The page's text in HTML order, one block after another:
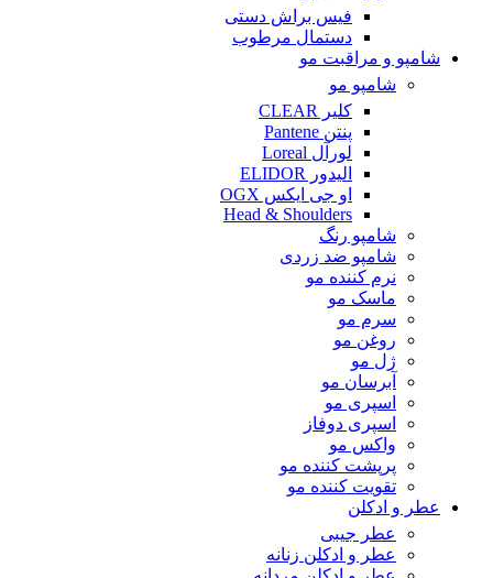
فیس براش دستی
دستمال مرطوب
شامپو و مراقبت مو
شامپو مو
کلیر CLEAR
پنتن Pantene
لورآل Loreal
الیدور ELIDOR
او جی ایکس OGX
Head & Shoulders
شامپو رنگ
شامپو ضد زردی
نرم کننده مو
ماسک مو
سرم مو
روغن مو
ژل مو
آبرسان مو
اسپری مو
اسپری دوفاز
واکس مو
پرپشت کننده مو
تقویت کننده مو
عطر و ادکلن
عطر جیبی
عطر و ادکلن زنانه